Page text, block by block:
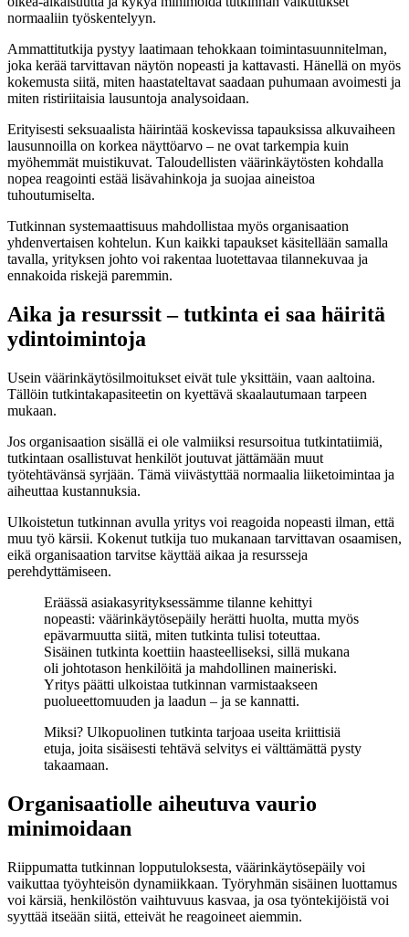
normaaliin työskentelyyn.
Ammattitutkija pystyy laatimaan tehokkaan toimintasuunnitelman,
joka kerää tarvittavan näytön nopeasti ja kattavasti. Hänellä on myös
kokemusta siitä, miten haastateltavat saadaan puhumaan avoimesti ja
miten ristiriitaisia lausuntoja analysoidaan.
Erityisesti seksuaalista häirintää koskevissa tapauksissa alkuvaiheen
lausunnoilla on korkea näyttöarvo – ne ovat tarkempia kuin
myöhemmät muistikuvat. Taloudellisten väärinkäytösten kohdalla
nopea reagointi estää lisävahinkoja ja suojaa aineistoa
tuhoutumiselta.
Tutkinnan systemaattisuus mahdollistaa myös organisaation
yhdenvertaisen kohtelun. Kun kaikki tapaukset käsitellään samalla
tavalla, yrityksen johto voi rakentaa luotettavaa tilannekuvaa ja
ennakoida riskejä paremmin.
Aika ja resurssit – tutkinta ei saa häiritä
ydintoimintoja
Usein väärinkäytösilmoitukset eivät tule yksittäin, vaan aaltoina.
Tällöin tutkintakapasiteetin on kyettävä skaalautumaan tarpeen
mukaan.
Jos organisaation sisällä ei ole valmiiksi resursoitua tutkintatiimiä,
tutkintaan osallistuvat henkilöt joutuvat jättämään muut
työtehtävänsä syrjään. Tämä viivästyttää normaalia liiketoimintaa ja
aiheuttaa kustannuksia.
Ulkoistetun tutkinnan avulla yritys voi reagoida nopeasti ilman, että
muu työ kärsii. Kokenut tutkija tuo mukanaan tarvittavan osaamisen,
eikä organisaation tarvitse käyttää aikaa ja resursseja
perehdyttämiseen.
Eräässä asiakasyrityksessämme tilanne kehittyi
nopeasti: väärinkäytösepäily herätti huolta, mutta myös
epävarmuutta siitä, miten tutkinta tulisi toteuttaa.
Sisäinen tutkinta koettiin haasteelliseksi, sillä mukana
oli johtotason henkilöitä ja mahdollinen maineriski.
Yritys päätti ulkoistaa tutkinnan varmistaakseen
puolueettomuuden ja laadun – ja se kannatti.
Miksi? Ulkopuolinen tutkinta tarjoaa useita kriittisiä
etuja, joita sisäisesti tehtävä selvitys ei välttämättä pysty
takaamaan.
Organisaatiolle aiheutuva vaurio
minimoidaan
Riippumatta tutkinnan lopputuloksesta, väärinkäytösepäily voi
vaikuttaa työyhteisön dynamiikkaan. Työryhmän sisäinen luottamus
voi kärsiä, henkilöstön vaihtuvuus kasvaa, ja osa työntekijöistä voi
syyttää itseään siitä, etteivät he reagoineet aiemmin.